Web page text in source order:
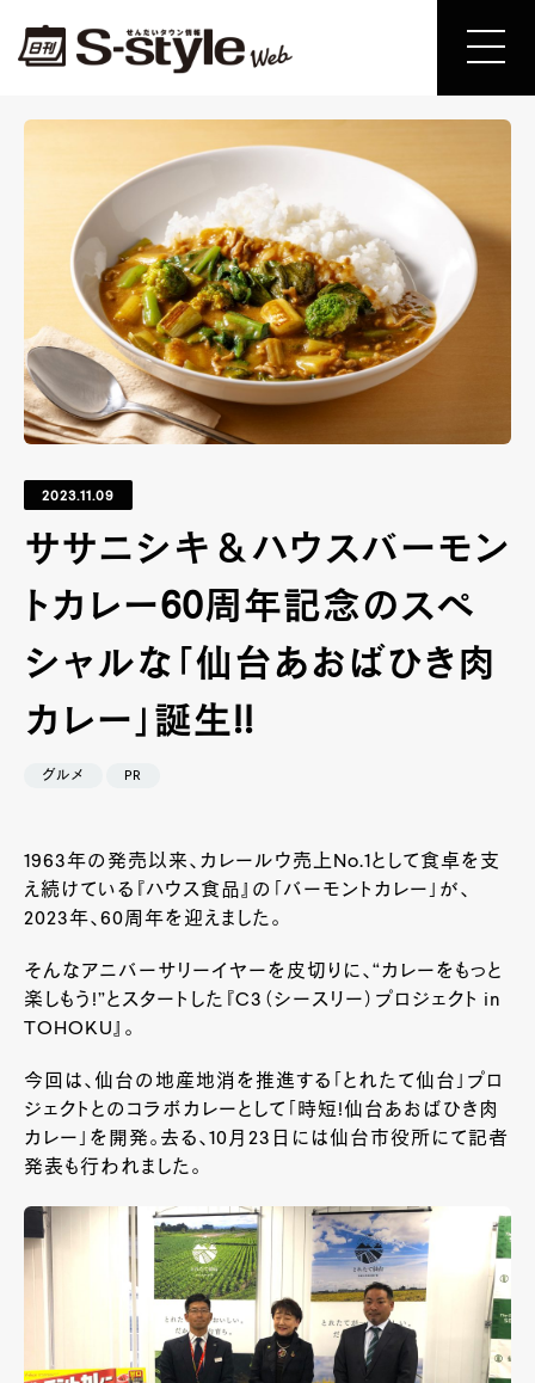
2023.11.09
ササニシキ＆ハウスバーモン
トカレー60周年記念のスペ
シャルな「仙台あおばひき肉
カレー」誕生!!
グルメ PR
1963年の発売以来、カレールウ売上No.1として食卓を支
え続けている『ハウス食品』の「バーモントカレー」が、
2023年、60周年を迎えました。
そんなアニバーサリーイヤーを皮切りに、“カレーをもっと
楽しもう!”とスタートした『C3（シースリー）プロジェクト in
TOHOKU』。
今回は、仙台の地産地消を推進する「とれたて仙台」プロ
ジェクトとのコラボカレーとして「時短!仙台あおばひき肉
カレー」を開発。去る、10月23日には仙台市役所にて記者
発表も行われました。